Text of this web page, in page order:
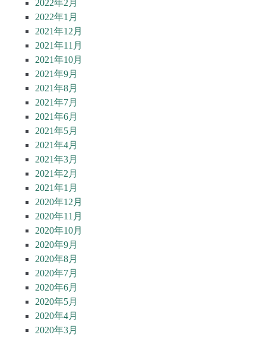
2022年2月
2022年1月
2021年12月
2021年11月
2021年10月
2021年9月
2021年8月
2021年7月
2021年6月
2021年5月
2021年4月
2021年3月
2021年2月
2021年1月
2020年12月
2020年11月
2020年10月
2020年9月
2020年8月
2020年7月
2020年6月
2020年5月
2020年4月
2020年3月